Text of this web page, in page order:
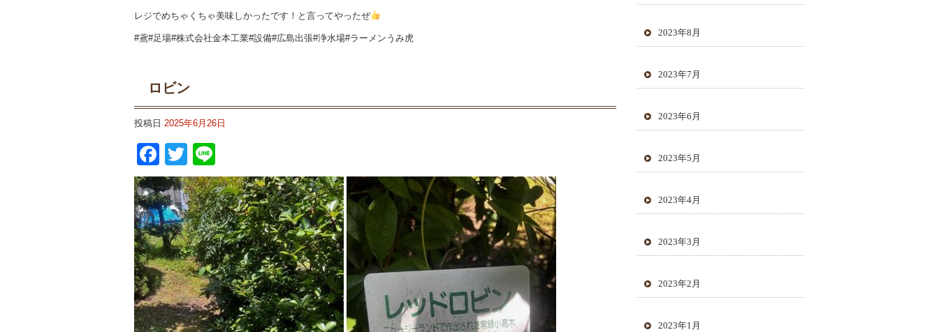
レジでめちゃくちゃ美味しかったです！と言ってやったぜ
#鳶#足場#株式会社金本工業#設備#広島出張#浄水場#ラーメンうみ虎
ロビン
投稿日 2025年6月26日
Facebook
Twitter
2023年8月
2023年7月
2023年6月
2023年5月
2023年4月
2023年3月
2023年2月
2023年1月